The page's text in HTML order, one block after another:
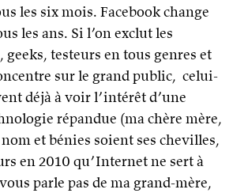
les six mois. Facebook change
les ans. Si l’on exclut les
testeurs en tous genres et
sur le grand public, celui-
déjà à voir l’intérêt d’une
répandue (ma chère mère,
et bénies soient ses chevilles,
en 2010 qu’Internet ne sert à
parle pas de ma grand-mère,